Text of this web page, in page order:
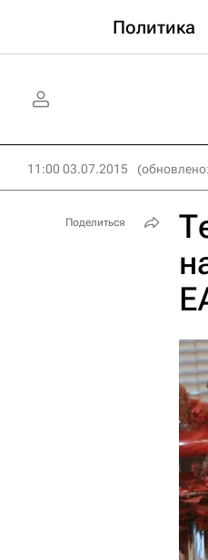
Политика
11:00 03.07.2015
Поделиться